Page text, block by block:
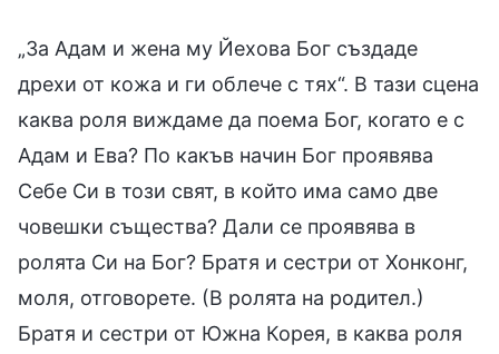
„За Адам и жена му Йехова Бог създаде
дрехи от кожа и ги облече с тях“. В тази сцена
каква роля виждаме да поема Бог, когато е с
Адам и Ева? По какъв начин Бог проявява
Себе Си в този свят, в който има само две
човешки същества? Дали се проявява в
ролята Си на Бог? Братя и сестри от Хонконг,
моля, отговорете. (В ролята на родител.)
Братя и сестри от Южна Корея, в каква роля